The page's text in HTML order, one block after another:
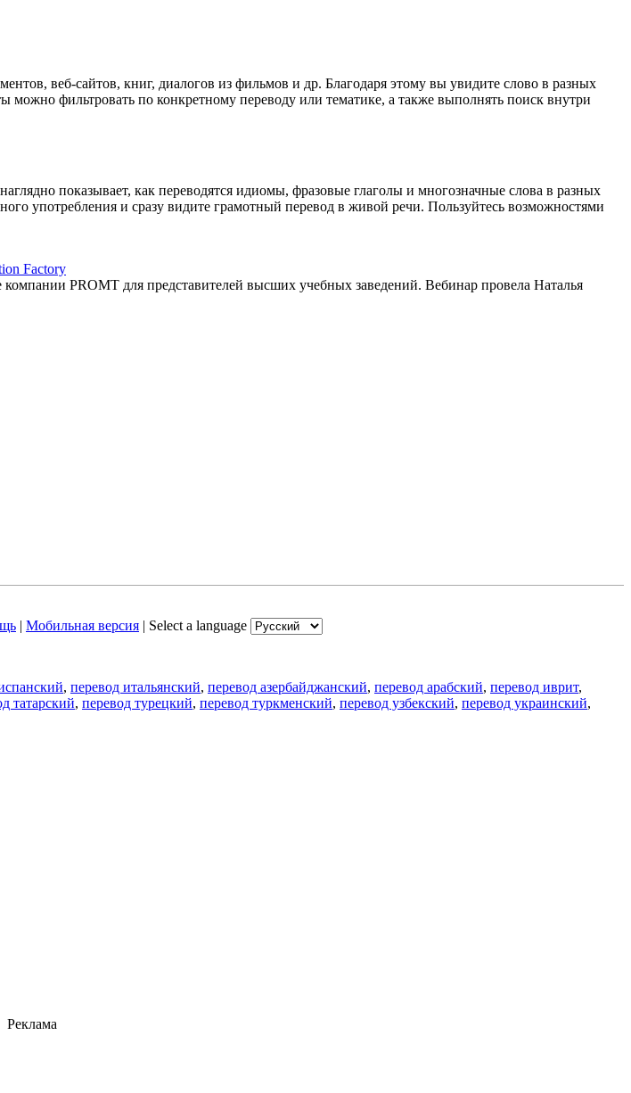
веб-сайтов, книг, диалогов из фильмов и др. Благодаря этому вы увидите слово в разных
можно фильтровать по конкретному переводу или тематике, а также выполнять поиск внутри
показывает, как переводятся идиомы, фразовые глаголы и многозначные слова в разных
употребления и сразу видите грамотный перевод в живой речи. Пользуйтесь возможностями
Factory
PROMT для представителей высших учебных заведений. Вебинар провела Наталья
| Мобильная версия | Select a language
, перевод итальянский, перевод азербайджанский, перевод арабский, перевод иврит,
татарский, перевод турецкий, перевод туркменский, перевод узбекский, перевод украинский,
Реклама